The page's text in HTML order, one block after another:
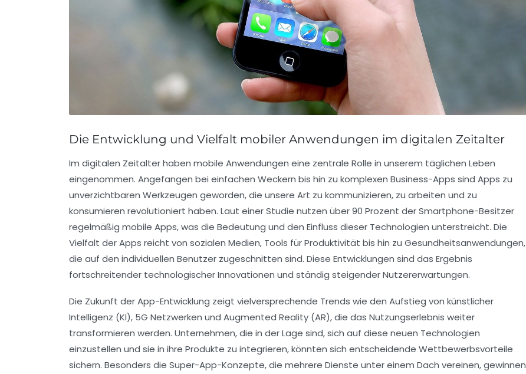
Die Entwicklung und Vielfalt mobiler Anwendungen im digitalen Zeitalter
Im digitalen Zeitalter haben mobile Anwendungen eine zentrale Rolle in unserem täglichen Leben
eingenommen. Angefangen bei einfachen Weckern bis hin zu komplexen Business-Apps sind Apps zu
unverzichtbaren Werkzeugen geworden, die unsere Art zu kommunizieren, zu arbeiten und zu
konsumieren revolutioniert haben. Laut einer Studie nutzen über90 Prozent der Smartphone-Besitzer
regelmäßig mobile Apps, was die Bedeutung und den Einfluss dieser Technologien unterstreicht. Die
Vielfalt der Apps reicht von sozialen Medien, Tools fürProduktivität bis hin zu Gesundheitsanwendungen,
die auf den individuellen Benutzer zugeschnitten sind. Diese Entwicklungen sind das Ergebnis
fortschreitender technologischer Innovationen und ständig steigender Nutzererwartungen.
Die Zukunft der App-Entwicklung zeigt vielversprechende Trends wie den Aufstieg von künstlicher
Intelligenz (KI), 5G Netzwerken und Augmented Reality (AR), die das Nutzungserlebnis weiter
transformieren werden. Unternehmen, die in der Lage sind, sich auf diese neuen Technologien
einzustellen und sie in ihre Produkte zu integrieren, könnten sich entscheidende Wettbewerbsvorteile
sichern. Besonders die Super-App-Konzepte, die mehrere Dienste unter einem Dach vereinen, gewinnen